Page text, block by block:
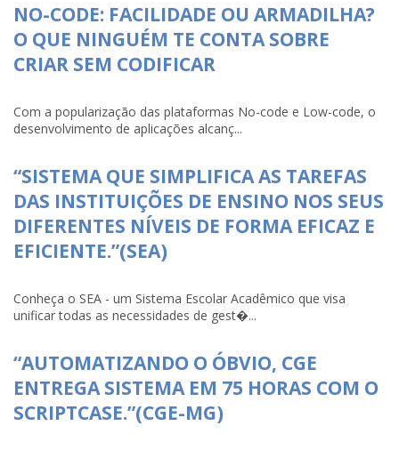
NO-CODE: FACILIDADE OU ARMADILHA?
O QUE NINGUÉM TE CONTA SOBRE
CRIAR SEM CODIFICAR
Com a popularização das plataformas No-code e Low-code, o
desenvolvimento de aplicações alcanç...
“SISTEMA QUE SIMPLIFICA AS TAREFAS
DAS INSTITUIÇÕES DE ENSINO NOS SEUS
DIFERENTES NÍVEIS DE FORMA EFICAZ E
EFICIENTE.”(SEA)
Conheça o SEA - um Sistema Escolar Acadêmico que visa
unificar todas as necessidades de gest�...
“AUTOMATIZANDO O ÓBVIO, CGE
ENTREGA SISTEMA EM 75 HORAS COM O
SCRIPTCASE.”(CGE-MG)